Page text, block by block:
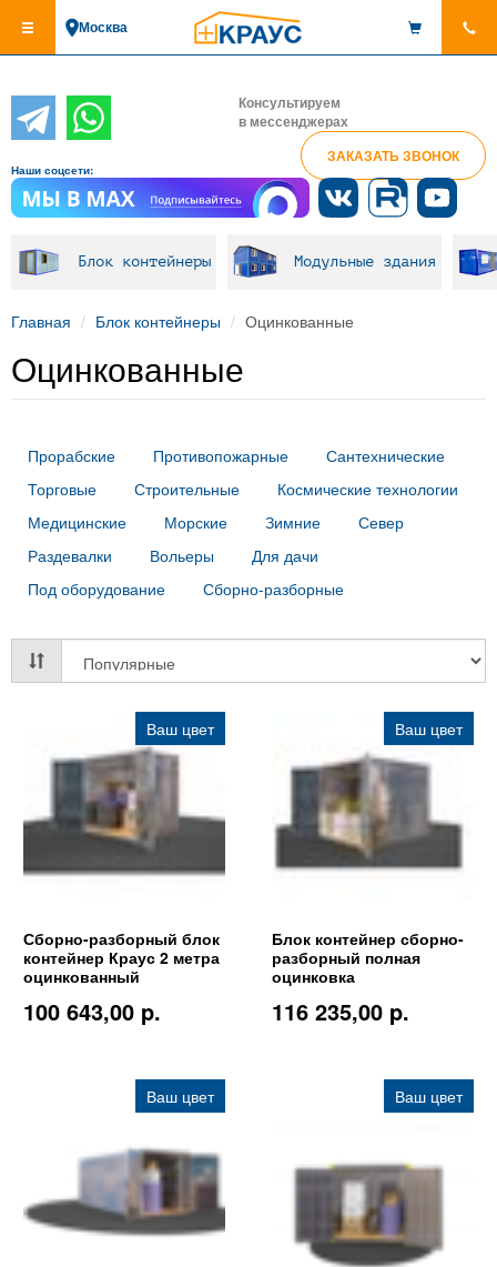
основному
Москва
Консультируем
в мессенджерах
ЗАКАЗАТЬ ЗВОНОК
Наши соцсети:
Блок контейнеры Модульные здания
Главная Блок контейнеры Оцинкованные
Оцинкованные
Прорабские Противопожарные
Сантехнические
Торговые
Строительные
Космические технологии
Медицинские
Морские Зимние
Север
Раздевалки
Вольеры
Для дачи
Под оборудование
Сборно-разборные
Ваш цвет
Сборно-разборный блок
контейнер Краус 2 метра
оцинкованный
100 643,00 p.
Ваш цвет
Блок контейнер сборно-
разборный полная
оцинковка
116 235,00 p.
Ваш цвет Ваш цвет